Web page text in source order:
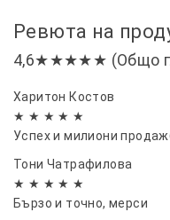
Продуктът се
зареди с бензин за
Ревюта на
4,6★★★★★ (Общо
Харитон Костов
★ ★ ★ ★ ★
Успех и милиони
Тони Чатрафилова
★ ★ ★ ★ ★
Бързо и точно, мерси